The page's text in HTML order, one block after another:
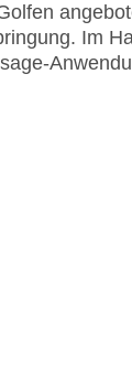
Im